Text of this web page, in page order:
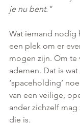
je nu bent."
Wat iemand nodig
een plek om er
mogen zijn. Om te
ademen. Dat is
‘spaceholding’
van een veilige,
ander zichzelf mag
die is.